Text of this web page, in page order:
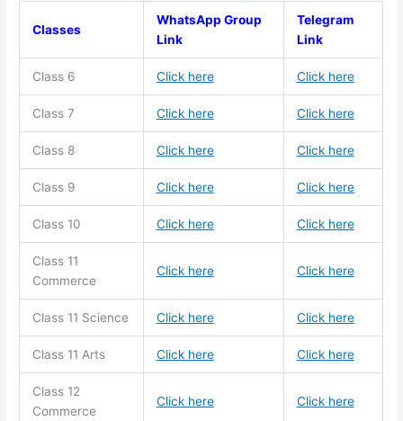
Classes
WhatsApp Group
Link
Telegram
Link
Class 6 Click here Click here
Class 7 Click here Click here
Class 8 Click here Click here
Class 9 Click here Click here
Class 10 Click here Click here
Class 11
Commerce
Click here Click here
Class 11 Science Click here Click here
Class 11 Arts Click here Click here
Class 12
Commerce
Click here Click here